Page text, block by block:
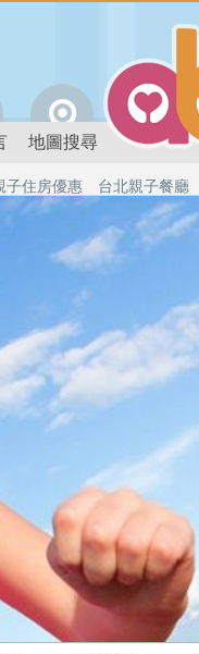
地圖搜尋
子住房優惠 台北親子餐廳